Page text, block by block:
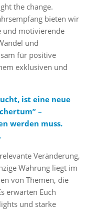
the change.
bieten wir
und motivierende
und
für positive
exklusiven und
ist eine neue
–
werden muss.
Veränderung,
Währung liegt im
von Themen, die
erwarten Euch
und starke